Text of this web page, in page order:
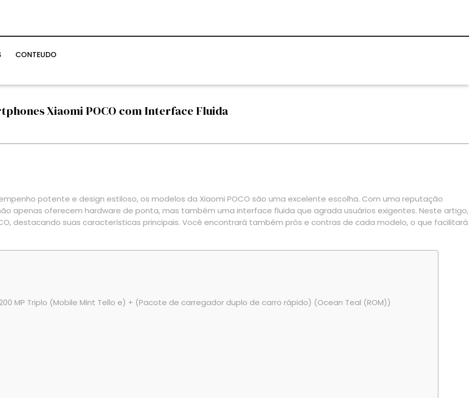
CONTEUDO
Xiaomi POCO com Interface Fluida
potente e design estiloso, os modelos da Xiaomi POCO são uma excelente escolha. Com uma reputação
apenas oferecem hardware de ponta, mas também uma interface fluida que agrada usuários exigentes. Neste artigo,
destacando suas características principais. Você encontrará também prós e contras de cada modelo, o que facilitará
200 MP Triplo (Mobile Mint Tello e) + (Pacote de carregador duplo de carro rápido) (Ocean Teal (ROM))